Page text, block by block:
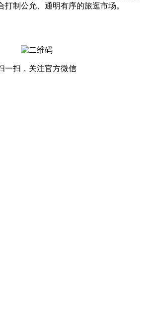
打制公允、通明有序的旅逛市场。
一扫，关注官方微信